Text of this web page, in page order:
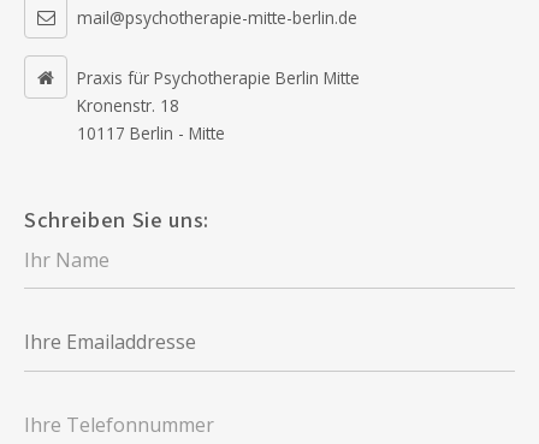
Schreiben Sie uns:
mail@psychotherapie-mitte-berlin.de
Praxis für Psychotherapie Berlin Mitte
Kronenstr. 18
10117 Berlin - Mitte